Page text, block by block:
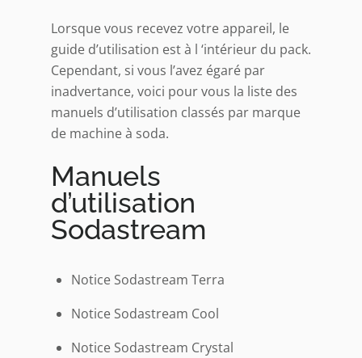
Lorsque vous recevez votre appareil, le
guide d’utilisation est à l ‘intérieur du pack.
Cependant, si vous l’avez égaré par
inadvertance, voici pour vous la liste des
manuels d’utilisation classés par marque
de machine à soda.
Manuels
d’utilisation
Sodastream
Notice Sodastream Terra
Notice Sodastream Cool
Notice Sodastream Crystal